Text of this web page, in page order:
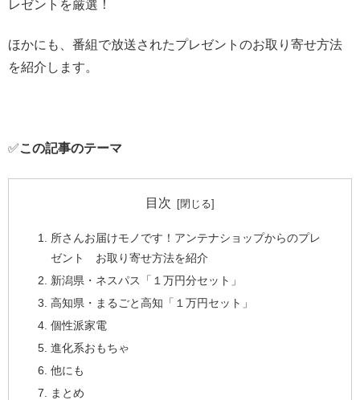
レゼントを厳選！
ほかにも、番組で放送されたプレゼントのお取り寄せ方法
を紹介します。
✅この記事のテーマ
目次
所さんお届けモノです！アンテナショップからのプレ
ゼント お取り寄せ方法を紹介
新潟県・ネスパス「１万円分セット」
高知県・まるごと高知「１万円セット」
個性派家電
進化系おもちゃ
他にも
まとめ